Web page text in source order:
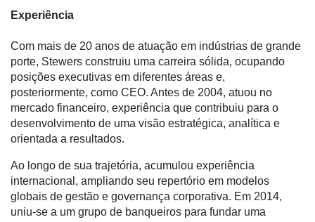
Agricultura
Software
Empresarial
Tecnologia
para
Recursos
Hídricos
Membros
Liberali
Experiência
Com mais de 20 anos de atuação em indústrias de grande
porte, Stewers construiu uma carreira sólida, ocupando
posições executivas em diferentes áreas e,
posteriormente, como CEO. Antes de 2004, atuou no
mercado financeiro, experiência que contribuiu para o
desenvolvimento de uma visão estratégica, analítica e
orientada a resultados.
Ao longo de sua trajetória, acumulou experiência
internacional, ampliando seu repertório em modelos
globais de gestão e governança corporativa. Em 2014,
uniu-se a um grupo de banqueiros para fundar uma